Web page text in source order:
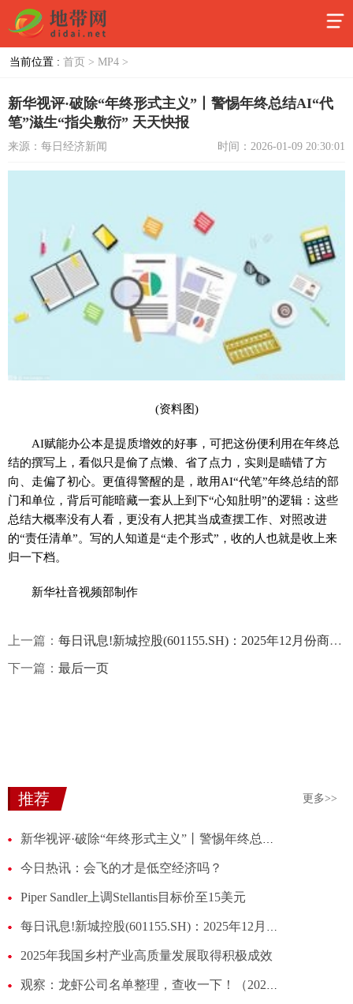
当前位置 : 首页 > MP4 >
新华视评·破除“年终形式主义”丨警惕年终总结AI“代
笔”滋生“指尖敷衍” 天天快报
来源：每日经济新闻 时间：2026-01-09 20:30:01
(资料图)
AI赋能办公本是提质增效的好事，可把这份便利用在年终总
结的撰写上，看似只是偷了点懒、省了点力，实则是瞄错了方
向、走偏了初心。更值得警醒的是，敢用AI“代笔”年终总结的部
门和单位，背后可能暗藏一套从上到下“心知肚明”的逻辑：这些
总结大概率没有人看，更没有人把其当成查摆工作、对照改进
的“责任清单”。写的人知道是“走个形式”，收的人也就是收上来
归一下档。
新华社音视频部制作
上一篇： 每日讯息!新城控股(601155.SH)：2025年12月份商业运营总收入约12.38亿元，同比增长6.44%
下一篇： 最后一页
推荐 更多>>
新华视评·破除“年终形式主义”丨警惕年终总结AI“代笔”滋生“指尖敷衍” 天天快报
今日热讯：会飞的才是低空经济吗？
Piper Sandler上调Stellantis目标价至15美元
每日讯息!新城控股(601155.SH)：2025年12月份商业运营总收入约12.38亿元，同比增长6.44%
2025年我国乡村产业高质量发展取得积极成效
观察：龙虾公司名单整理，查收一下！（2026/1/9）